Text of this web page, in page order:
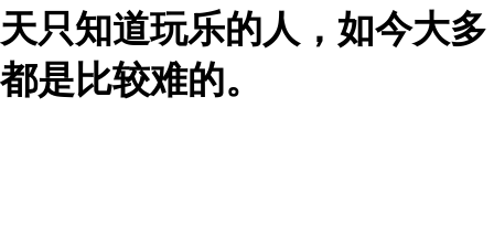
天只知道玩乐的人，如今大多
都是比较难的。